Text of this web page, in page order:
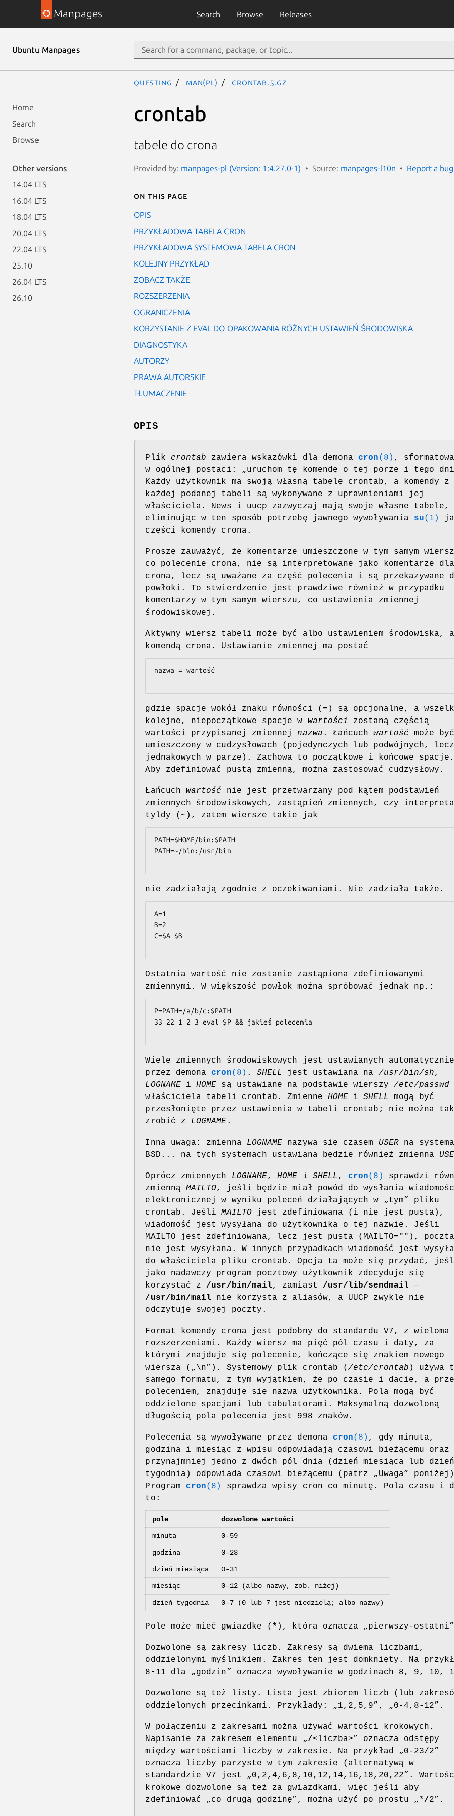
Manpages Search Browse Releases
Ubuntu Manpages
Home
Search
Browse
Other versions
14.04 LTS
16.04 LTS
18.04 LTS
20.04 LTS
22.04 LTS
25.10
26.04 LTS
26.10
questing man(pl) crontab.5.gz
crontab
tabele do crona
Provided by: manpages-pl (Version: 1:4.27.0-1) Source: manpages-l10n Report a bug
On this page
OPIS
PRZYKŁADOWA TABELA CRON
PRZYKŁADOWA SYSTEMOWA TABELA CRON
KOLEJNY PRZYKŁAD
ZOBACZ TAKŻE
ROZSZERZENIA
OGRANICZENIA
KORZYSTANIE Z EVAL DO OPAKOWANIA RÓŻNYCH USTAWIEŃ ŚRODOWISKA
DIAGNOSTYKA
AUTORZY
PRAWA AUTORSKIE
TŁUMACZENIE
OPIS
Plik crontab zawiera wskazówki dla demona cron(8) ,
w ogólnej postaci: „uruchom tę komendę o tej porze i tego
Każdy użytkownik ma swoją własną tabelę crontab, a komendy z
każdej podanej tabeli są wykonywane z uprawnieniami jej
właściciela. News i uucp zazwyczaj mają swoje własne tabele,
eliminując w ten sposób potrzebę jawnego wywoływania su(1)
części komendy crona.
Proszę zauważyć, że komentarze umieszczone w tym samym
co polecenie crona, nie są interpretowane jako komentarze dla
crona, lecz są uważane za część polecenia i są przekazywane
powłoki. To stwierdzenie jest prawdziwe również w przypadku
komentarzy w tym samym wierszu, co ustawienia zmiennej
środowiskowej.
Aktywny wiersz tabeli może być albo ustawieniem środowiska,
komendą crona. Ustawianie zmiennej ma postać
nazwa = wartość
gdzie spacje wokół znaku równości (=) są opcjonalne, a
kolejne, niepoczątkowe spacje w wartości
zostaną częścią
wartości przypisanej zmiennej nazwa . Łańcuch wartość może być
umieszczony w cudzysłowach (pojedynczych lub podwójnych, lecz
jednakowych w parze). Zachowa to początkowe i końcowe spacje.
Aby zdefiniować pustą zmienną, można zastosować cudzysłowy.
Łańcuch wartość nie jest przetwarzany pod kątem podstawień
zmiennych środowiskowych, zastąpień zmiennych, czy
tyldy (~), zatem wiersze takie jak
PATH=$HOME/bin:$PATH
PATH=~/bin:/usr/bin
nie zadziałają zgodnie z oczekiwaniami. Nie zadziała także.
A=1
B=2
C=$A $B
Ostatnia wartość nie zostanie zastąpiona zdefiniowanymi
zmiennymi. W większość powłok można spróbować jednak np.:
P=PATH=/a/b/c:$PATH
33 22 1 2 3 eval $P && jakieś polecenia
Wiele zmiennych środowiskowych jest ustawianych automatycznie
przez demona cron(8) . SHELL jest ustawiana na /usr/bin/sh,
LOGNAME i HOME są ustawiane na podstawie wierszy /etc/passwd
właściciela tabeli crontab. Zmienne HOME i SHELL
mogą być
przesłonięte przez ustawienia w tabeli crontab; nie można tak
zrobić z LOGNAME.
Inna uwaga: zmienna LOGNAME nazywa się czasem USER na
BSD... na tych systemach ustawiana będzie również zmienna
Oprócz zmiennych LOGNAME, HOME i SHELL , cron(8)
sprawdzi
zmienną MAILTO, jeśli będzie miał powód do wysłania
elektronicznej w wyniku poleceń działających w „tym” pliku
crontab. Jeśli MAILTO jest zdefiniowana (i nie jest pusta),
wiadomość jest wysyłana do użytkownika o tej nazwie. Jeśli
MAILTO jest zdefiniowana, lecz jest pusta (MAILTO=""), poczta
nie jest wysyłana. W innych przypadkach wiadomość jest
do właściciela pliku crontab. Opcja ta może się przydać,
jako nadawczy program pocztowy użytkownik zdecyduje się
korzystać z /usr/bin/mail, zamiast /usr/lib/sendmail —
/usr/bin/mail nie korzysta z aliasów, a UUCP zwykle nie
odczytuje swojej poczty.
Format komendy crona jest podobny do standardu V7, z wieloma
rozszerzeniami. Każdy wiersz ma pięć pól czasu i daty, za
którymi znajduje się polecenie, kończące się znakiem nowego
wiersza („\n”). Systemowy plik crontab ( /etc/crontab ) używa
samego formatu, z tym wyjątkiem, że po czasie i dacie, a
poleceniem, znajduje się nazwa użytkownika. Pola mogą być
oddzielone spacjami lub tabulatorami. Maksymalną dozwoloną
długością pola polecenia jest 998 znaków.
Polecenia są wywoływane przez demona cron(8) , gdy minuta,
godzina i miesiąc z wpisu odpowiadają czasowi bieżącemu oraz
przynajmniej jedno z dwóch pól dnia (dzień miesiąca lub dzień
tygodnia) odpowiada czasowi bieżącemu (patrz „Uwaga”
Program cron(8)
sprawdza wpisy cron co minutę. Pola czasu i
to:
pole dozwolone wartości
minuta 0-59
godzina 0-23
dzień miesiąca 0-31
miesiąc 0-12 (albo nazwy, zob. niżej)
dzień tygodnia 0-7 (0 lub 7 jest niedzielą; albo nazwy)
Pole może mieć gwiazdkę ( * ), która oznacza „pierwszy-
Dozwolone są zakresy liczb. Zakresy są dwiema liczbami,
oddzielonymi myślnikiem. Zakres ten jest domknięty. Na
8- 11 dla „godzin” oznacza wywoływanie w godzinach 8, 9, 10,
Dozwolone są też listy. Lista jest zbiorem liczb (lub
oddzielonych przecinkami. Przykłady: „1,2,5,9”, „0-4,8-12”.
W połączeniu z zakresami można używać wartości krokowych.
Napisanie za zakresem elementu „/<liczba>” oznacza odstępy
między wartościami liczby w zakresie. Na przykład „0-23/2”
oznacza liczby parzyste w tym zakresie (alternatywą w
standardzie V7 jest „0,2,4,6,8,10,12,14,16,18,20,22”.
krokowe dozwolone są też za gwiazdkami, więc jeśli aby
zdefiniować „co drugą godzinę”, można użyć po prostu „*/2”.